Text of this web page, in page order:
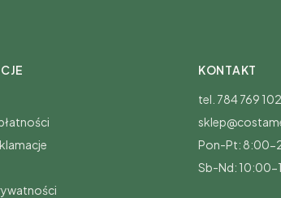
KONTAKT
tel. 784 769 102
Pon-Pt: 8:00-
Sb-Nd: 10:00-